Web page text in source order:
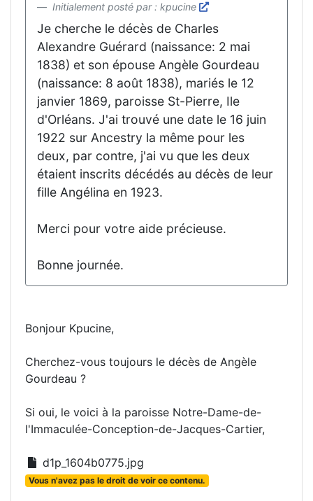
Initialement posté par : kpucine
Je cherche le décès de Charles
Alexandre Guérard (naissance: 2 mai
1838) et son épouse Angèle Gourdeau
(naissance: 8 août 1838), mariés le 12
janvier 1869, paroisse St-Pierre, Ile
d'Orléans. J'ai trouvé une date le 16 juin
1922 sur Ancestry la même pour les
deux, par contre, j'ai vu que les deux
étaient inscrits décédés au décès de leur
fille Angélina en 1923.
Merci pour votre aide précieuse.
Bonne journée.
Bonjour Kpucine,
Cherchez-vous toujours le décès de Angèle
Gourdeau ?
Si oui, le voici à la paroisse Notre-Dame-de-
l'Immaculée-Conception-de-Jacques-Cartier,
d1p_1604b0775.jpg
Vous n'avez pas le droit de voir ce contenu.